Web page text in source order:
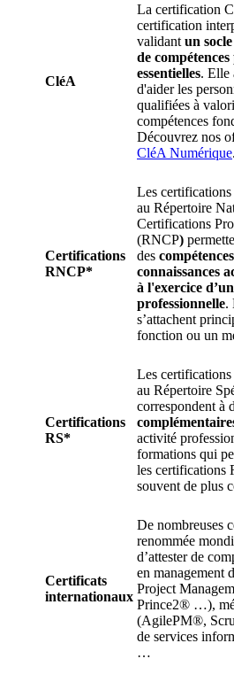
CléA
La certification
certification
validant un
de
essentielles. Elle
d'aider les
qualifiées à
compétences
Découvrez nos
CléA Numérique.
Certifications
RNCP*
Les certifications
au Répertoire
Certifications
(RNCP)
des
connaissances
à l'exercice
professionnelle.
s’attachent
fonction ou un
Certifications
RS*
Les certifications
au Répertoire
correspondent à
activité
formations qui
les certifications
souvent de plus
Certificats
internationaux
De nombreuses
renommée
d’attester de
en management
Project
Prince2® …),
(AgilePM®,
de services
…